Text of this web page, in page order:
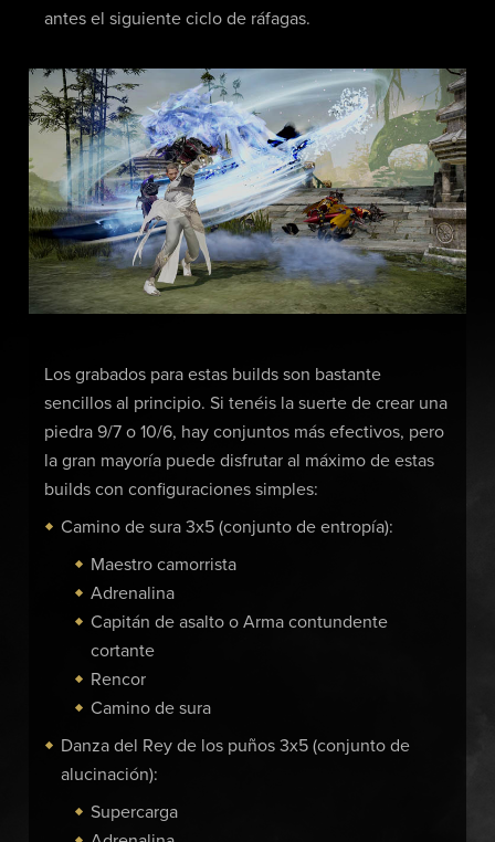
antes el siguiente ciclo de ráfagas.
Los grabados para estas builds son bastante
sencillos al principio. Si tenéis la suerte de crear una
piedra 9/7 o 10/6, hay conjuntos más efectivos, pero
la gran mayoría puede disfrutar al máximo de estas
builds con configuraciones simples:
Camino de sura 3x5 (conjunto de entropía):
Maestro camorrista
Adrenalina
Capitán de asalto o Arma contundente
cortante
Rencor
Camino de sura
Danza del Rey de los puños 3x5 (conjunto de
alucinación):
Supercarga